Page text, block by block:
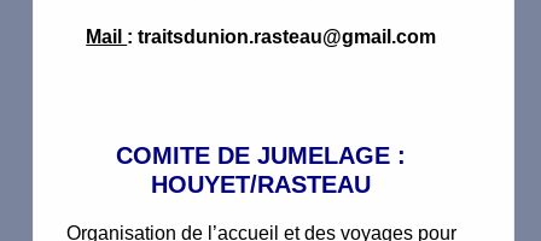
Mail : traitsdunion.rasteau@gmail.com
COMITE DE JUMELAGE :
HOUYET/RASTEAU
Organisation de l’accueil et des voyages pour